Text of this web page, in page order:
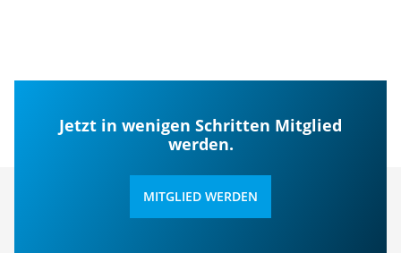
Jetzt in wenigen Schritten Mitglied
werden.
MITGLIED WERDEN